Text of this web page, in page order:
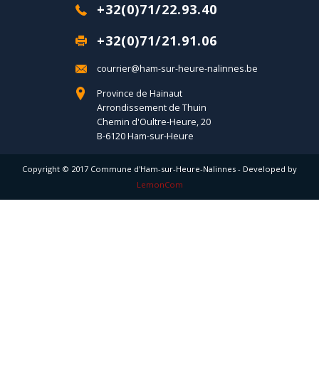
+32(0)71/22.93.40
+32(0)71/21.91.06
courrier@ham-sur-heure-nalinnes.be
Province de Hainaut
Arrondissement de Thuin
Chemin d'Oultre-Heure, 20
B-6120 Ham-sur-Heure
Copyright © 2017 Commune d'Ham-sur-Heure-Nalinnes - Developed by
LemonCom